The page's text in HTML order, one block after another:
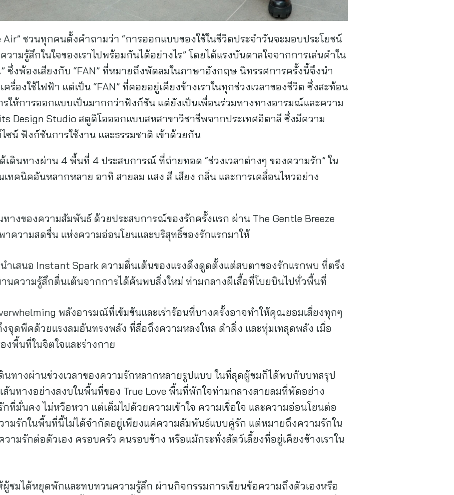
Air” ชวนทุกคนตั้งคำถามว่า “การออกแบบของใช้ในชีวิตประจำวันจะมอบประโยชน์
ามรู้สึกในใจของเราไปพร้อมกันได้อย่างไร” โดยได้แรงบันดาลใจจากการเล่นคำใน
ซึ่งพ้องเสียงกับ “FAN” ที่หมายถึงพัดลมในภาษาอังกฤษ นิทรรศการครั้งนี้จึงนำ
รื่องใช้ไฟฟ้า แต่เป็น “FAN” ที่คอยอยู่เคียงข้างเราในทุกช่วงเวลาของชีวิต ซึ่งสะท้อน
ให้การออกแบบเป็นมากกว่าฟังก์ชัน แต่ยังเป็นเพื่อนร่วมทางทางอารมณ์และความ
Design Studio สตูดิโอออกแบบสหสาขาวิชาชีพจากประเทศอิตาลี ซึ่งมีความ
ซน์ ฟังก์ชันการใช้งาน และธรรมชาติ เข้าด้วยกัน
เดินทางผ่าน 4 พื้นที่ 4 ประสบการณ์ ที่ถ่ายทอด “ช่วงเวลาต่างๆ ของความรัก” ใน
ทคนิคอันหลากหลาย อาทิ สายลม แสง สี เสียง กลิ่น และการเคลื่อนไหวอย่าง
ทางของความสัมพันธ์ ด้วยประสบการณ์ของรักครั้งแรก ผ่าน The Gentle Breeze
ความสดชื่น แห่งความอ่อนโยนและบริสุทธิ์ของรักแรกมาให้
ำเสนอ Instant Spark ความตื่นเต้นของแรงดึงดูดตั้งแต่สบตาของรักแรกพบ ที่ตรึง
นความรู้สึกตื่นเต้นจากการได้ค้นพบสิ่งใหม่ ท่ามกลางผีเสื้อที่โบยบินไปทั่วพื้นที่
พลังอารมณ์ที่เข้มข้นและเร่าร้อนที่บางครั้งอาจทำให้คุณยอมเสี่ยงทุกๆ
จุดพีคด้วยแรงลมอันทรงพลัง ที่สื่อถึงความหลงใหล ดำดิ่ง และทุ่มเทสุดพลัง เมื่อ
งพื้นที่ในจิตใจและร่างกาย
นทางผ่านช่วงเวลาของความรักหลากหลายรูปแบบ ในที่สุดผู้ชมก็ได้พบกับบทสรุป
นทางอย่างสงบในพื้นที่ของ True Love พื้นที่พักใจท่ามกลางสายลมที่พัดอย่าง
ที่มั่นคง ไม่หวือหวา แต่เต็มไปด้วยความเข้าใจ ความเชื่อใจ และความอ่อนโยนต่อ
ามรักในพื้นที่นี้ไม่ได้จำกัดอยู่เพียงแค่ความสัมพันธ์แบบคู่รัก แต่หมายถึงความรักใน
ามรักต่อตัวเอง ครอบครัว คนรอบข้าง หรือแม้กระทั่งสัตว์เลี้ยงที่อยู่เคียงข้างเราใน
ชมได้หยุดพักและทบทวนความรู้สึก ผ่านกิจกรรมการเขียนข้อความถึงตัวเองหรือ